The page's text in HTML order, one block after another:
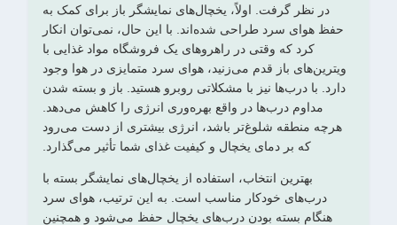
در نظر گرفت. اولاً، یخچال‌های نمایشگر باز برای کمک به
حفظ هوای سرد طراحی شده‌اند. با این حال، نمی‌توان انکار
کرد که وقتی در راهروهای یک فروشگاه مواد غذایی با
ویترین‌های باز قدم می‌زنید، هوای سرد متمایزی در هوا وجود
دارد. با درب‌ها نیز با مشکلاتی روبرو هستید. باز و بسته شدن
مداوم درب‌ها در واقع بهره‌وری انرژی را کاهش می‌دهد.
هرچه منطقه شلوغ‌تر باشد، انرژی بیشتری از دست می‌رود
که بر دمای یخچال و کیفیت غذای شما تأثیر می‌گذارد.
بهترین انتخاب، استفاده از یخچال‌های نمایشگر بسته با
درب‌های خودکار مناسب است. به این ترتیب، هوای سرد
هنگام بسته بودن درب‌های یخچال حفظ می‌شود و همچنین